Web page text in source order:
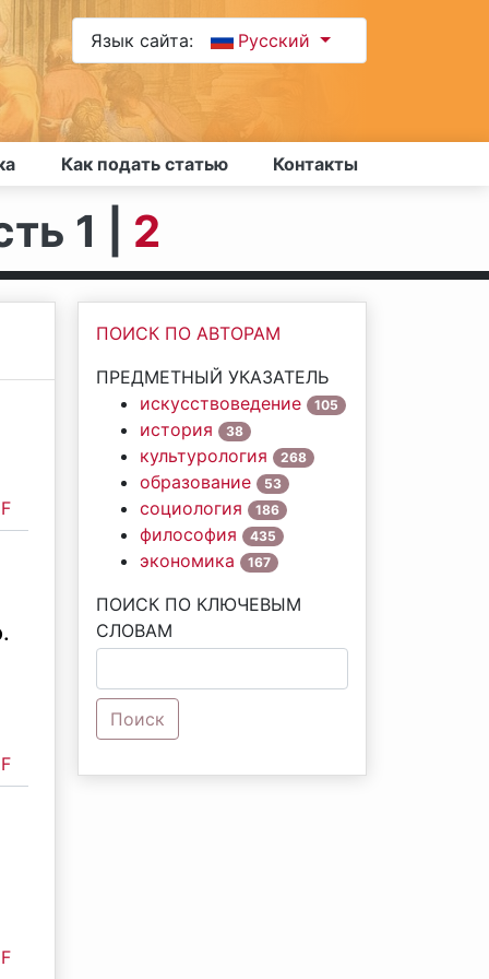
Язык сайта: Русский
Как подать статью Контакты
1 | 2
ПОИСК ПО АВТОРАМ
ПРЕДМЕТНЫЙ УКАЗАТЕЛЬ
искусствоведение
105
история 38
культурология 268
образование 53
социология 186
философия 435
экономика 167
ПОИСК ПО КЛЮЧЕВЫМ
СЛОВАМ
Поиск